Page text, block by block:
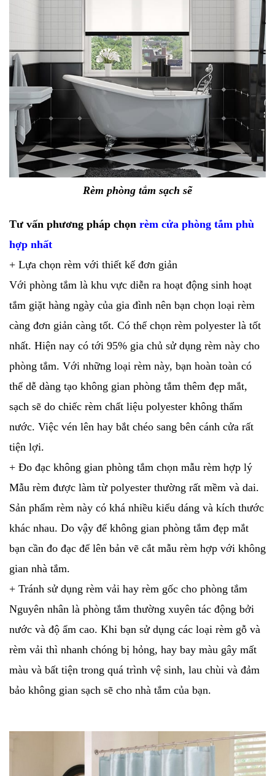
Rèm phòng tắm sạch sẽ
Tư vấn phương pháp chọn rèm cửa phòng tắm phù
hợp nhất
+ Lựa chọn rèm với thiết kế đơn giản
Với phòng tắm là khu vực diễn ra hoạt động sinh hoạt
tắm giặt hàng ngày của gia đình nên bạn chọn loại rèm
càng đơn giản càng tốt. Có thể chọn rèm polyester là tốt
nhất. Hiện nay có tới 95% gia chủ sử dụng rèm này cho
phòng tắm. Với những loại rèm này, bạn hoàn toàn có
thể dễ dàng tạo không gian phòng tắm thêm đẹp mắt,
sạch sẽ do chiếc rèm chất liệu polyester không thấm
nước. Việc vén lên hay bắt chéo sang bên cánh cửa rất
tiện lợi.
+ Đo đạc không gian phòng tắm chọn mẫu rèm hợp lý
Mẫu rèm được làm từ polyester thường rất mềm và dai.
Sản phẩm rèm này có khá nhiều kiểu dáng và kích thước
khác nhau. Do vậy để không gian phòng tắm đẹp mắt
bạn cần đo đạc để lên bản vẽ cắt mẫu rèm hợp với không
gian nhà tắm.
+ Tránh sử dụng rèm vải hay rèm gốc cho phòng tắm
Nguyên nhân là phòng tắm thường xuyên tác động bởi
nước và độ ẩm cao. Khi bạn sử dụng các loại rèm gỗ và
rèm vải thì nhanh chóng bị hỏng, hay bay màu gây mất
màu và bất tiện trong quá trình vệ sinh, lau chùi và đảm
bảo không gian sạch sẽ cho nhà tắm của bạn.